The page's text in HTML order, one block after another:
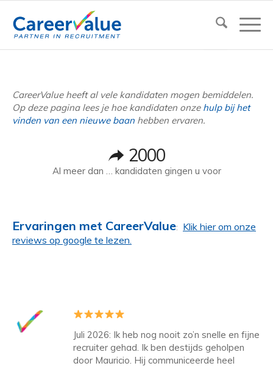
CareerValue heeft al vele kandidaten mogen bemiddelen.
Op deze pagina lees je hoe kandidaten onze hulp bij het
vinden van een nieuwe baan hebben ervaren.
2000
Al meer dan … kandidaten gingen u voor
Ervaringen met CareerValue:
Klik hier om onze
reviews op google te lezen.
Juli 2026: Ik heb nog nooit zo’n snelle en fijne
recruiter gehad. Ik ben destijds geholpen
door Mauricio. Hij communiceerde heel